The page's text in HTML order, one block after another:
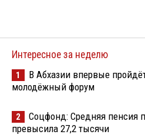
Интересное за неделю
1
В Абхазии впервые
молодёжный форум
2
Соцфонд: Средняя пенсия
превысила 27,2 тысячи